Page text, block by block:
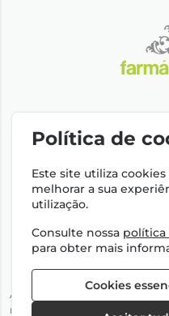
Direção Técnica: Dra.
Autorizado a disponibilizar
médica através da Internet
Política de
Este site utiliza cookies
melhorar a sua
utilização.
Consulte nossa política
para obter mais
Cookies